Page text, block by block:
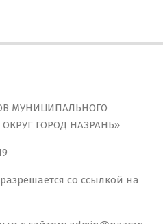
МУНИЦИПАЛЬНОГО
ГОРОД НАЗРАНЬ»
со ссылкой на